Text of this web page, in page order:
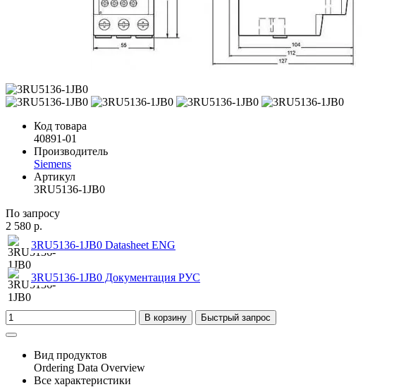
Код товара
40891-01
Производитель
Siemens
Артикул
3RU5136-1JB0
По запросу
2 580 р.
3RU5136-1JB0 Datasheet ENG
3RU5136-1JB0 Документация РУС
В корзину Быстрый запрос
Вид продуктов
Ordering Data Overview
Все характеристики